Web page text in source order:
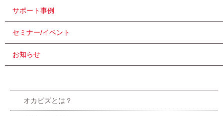
サポート事例
セミナー/イベント
お知らせ
オカビズとは？